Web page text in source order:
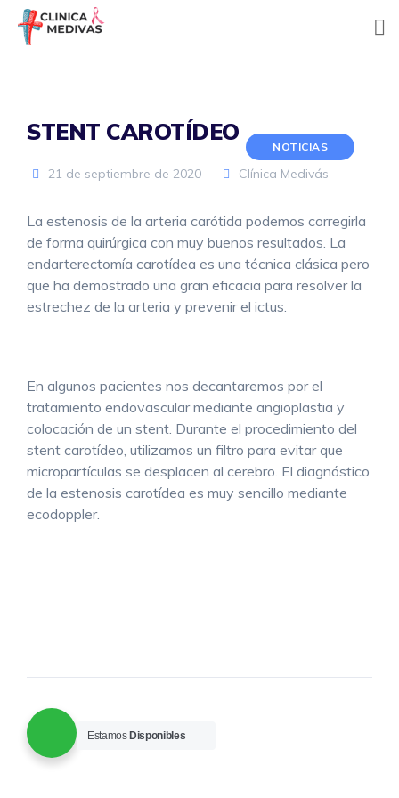
Skip
NOTICIAS
STENT CAROTÍDEO
21 de septiembre de 2020 Clínica Medivás
La estenosis de la arteria carótida podemos corregirla
de forma quirúrgica con muy buenos resultados. La
endarterectomía carotídea es una técnica clásica pero
que ha demostrado una gran eficacia para resolver la
estrechez de la arteria y prevenir el ictus.
En algunos pacientes nos decantaremos por el
tratamiento endovascular mediante angioplastia y
colocación de un stent. Durante el procedimiento del
stent carotídeo, utilizamos un filtro para evitar que
micropartículas se desplacen al cerebro. El diagnóstico
de la estenosis carotídea es muy sencillo mediante
ecodoppler.
Estamos Disponibles